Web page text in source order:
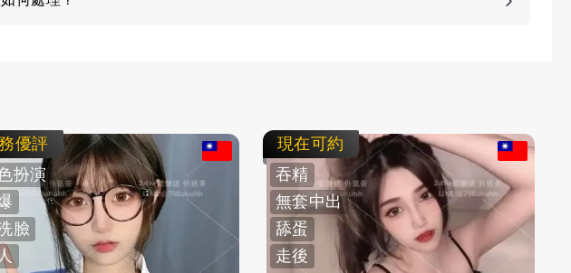
優評
扮演
臉
現在可約
吞精
無套中出
舔蛋
走後